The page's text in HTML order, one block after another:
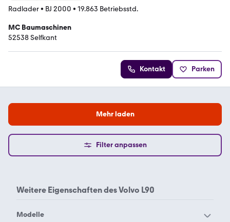
Radlader• BJ 2000 • 19.863 Betriebsstd.
MC Baumaschinen
52538 Selfkant
Kontakt Parken
Mehr laden
Filter anpassen
Weitere Eigenschaften desVolvo L90
Modelle